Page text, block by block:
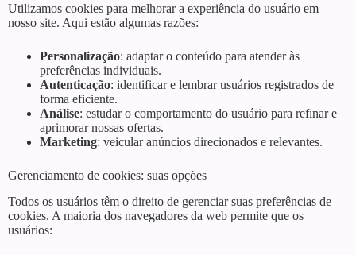
Utilizamos cookies para melhorar a experiência do usuário em
nosso site. Aqui estão algumas razões:
Personalização: adaptar o conteúdo para atender às
preferências individuais.
Autenticação: identificar e lembrar usuários registrados de
forma eficiente.
Análise: estudar o comportamento do usuário para refinar e
aprimorar nossas ofertas.
Marketing: veicular anúncios direcionados e relevantes.
Gerenciamento de cookies: suas opções
Todos os usuários têm o direito de gerenciar suas preferências de
cookies. A maioria dos navegadores da web permite que os
usuários: